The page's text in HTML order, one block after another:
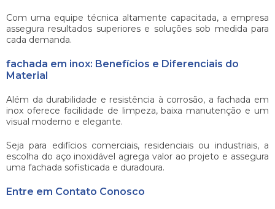
Com uma equipe técnica altamente capacitada, a empresa
assegura resultados superiores e soluções sob medida para
cada demanda.
fachada em inox: Benefícios e Diferenciais do
Material
Além da durabilidade e resistência à corrosão, afachada em
inox oferece facilidade de limpeza, baixa manutenção e um
visual moderno e elegante.
Seja para edifícios comerciais, residenciais ou industriais, a
escolha do aço inoxidável agrega valor ao projeto e assegura
uma fachada sofisticada e duradoura.
Entre em Contato Conosco